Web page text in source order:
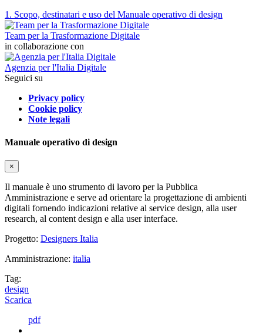
1. Scopo, destinatari e uso del Manuale operativo di design
Team per la Trasformazione Digitale
in collaborazione con
Agenzia per l'Italia Digitale
Seguici su
Privacy policy
Cookie policy
Note legali
Manuale operativo di design
×
Il manuale è uno strumento di lavoro per la Pubblica
Amministrazione e serve ad orientare la progettazione di ambienti
digitali fornendo indicazioni relative al service design, alla user
research, al content design e alla user interface.
Progetto: Designers Italia
Amministrazione: italia
Tag:
design
Scarica
pdf